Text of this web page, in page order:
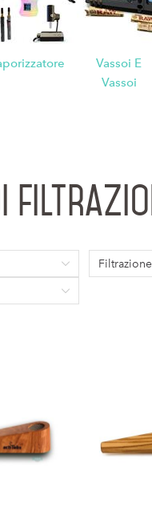
Vassoi E
Vassoi
Filtrazione